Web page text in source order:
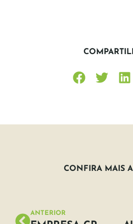
CONFIRA MAIS
ANTERIOR